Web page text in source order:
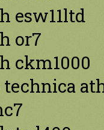
esw11ltd
or7
ckm1000